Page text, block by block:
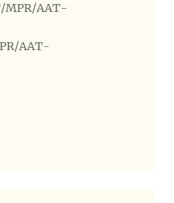
MPR/AAT-
AAT-